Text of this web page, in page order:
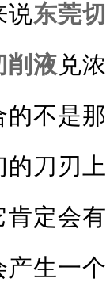
说东莞
削液 兑
的不是
的刀刃
肯定会
产生一